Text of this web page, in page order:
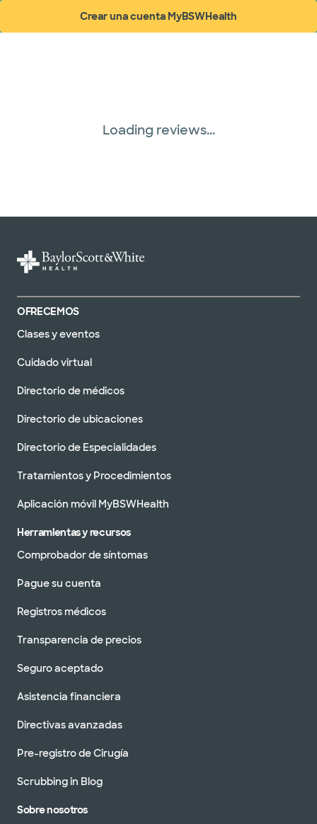
Crear una cuenta MyBSWHealth
(abre en ventana nueva)
Loading reviews...
OFRECEMOS
Clases y eventos
Cuidado virtual
Directorio de médicos
Directorio de ubicaciones
Directorio de Especialidades
Tratamientos y Procedimientos
Aplicación móvil MyBSWHealth
Herramientas y recursos
Comprobador de síntomas
Pague su cuenta
Registros médicos
Transparencia de precios
Seguro aceptado
Asistencia financiera
Directivas avanzadas
Pre-registro de Cirugía
Scrubbing in Blog
Sobre nosotros